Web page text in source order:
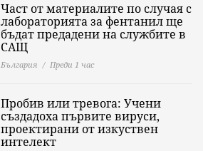
Част от материалите по случая с
лабораторията за фентанил ще
бъдат предадени на службите в
САЩ
България Преди 1 час
Пробив или тревога: Учени
създадоха първите вируси,
проектирани от изкуствен
интелект